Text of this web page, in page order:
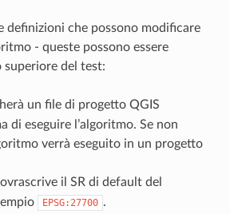
definizioni che possono modificare
- queste possono essere
superiore del test:
un file di progetto QGIS
di eseguire l’algoritmo. Se non
verrà eseguito in un progetto
il SR di default del
EPSG:27700 .